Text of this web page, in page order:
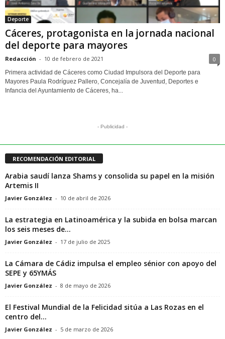
Deporte
Cáceres, protagonista en la jornada nacional
del deporte para mayores
Redacción - 10 de febrero de 2021 0
Primera actividad de Cáceres como Ciudad Impulsora del Deporte para
Mayores Paula Rodríguez Pallero, Concejalía de Juventud, Deportes e
Infancia del Ayuntamiento de Cáceres, ha...
- Publicidad -
RECOMENDACIÓN EDITORIAL
Arabia saudí lanza Shams y consolida su papel en la misión
Artemis II
Javier González - 10 de abril de 2026
La estrategia en Latinoamérica y la subida en bolsa marcan
los seis meses de...
Javier González - 17 de julio de 2025
La Cámara de Cádiz impulsa el empleo sénior con apoyo del
SEPE y 65YMÁS
Javier González - 8 de mayo de 2026
El Festival Mundial de la Felicidad sitúa a Las Rozas en el
centro del...
Javier González - 5 de marzo de 2026